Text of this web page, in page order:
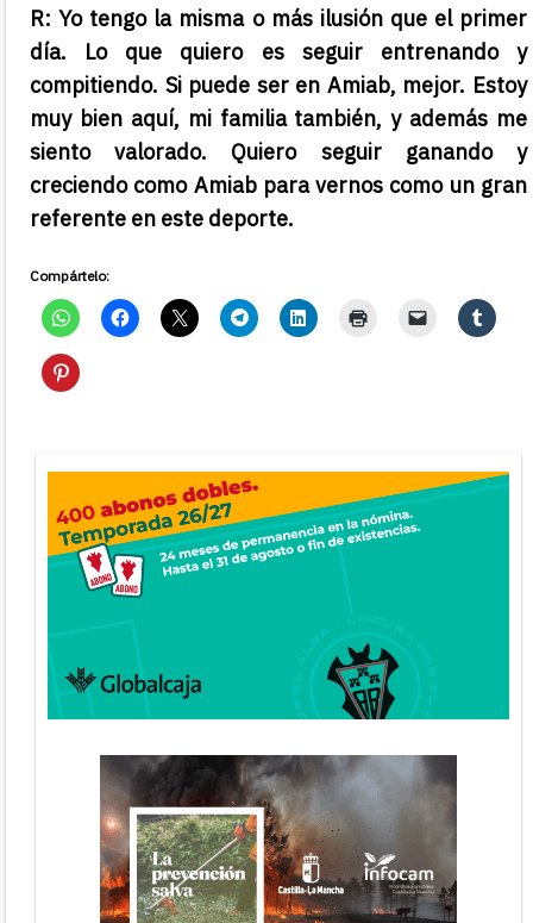
R: Yo tengo la misma o más ilusión que el primer
día. Lo que quiero es seguir entrenando y
compitiendo. Si puede ser en Amiab, mejor. Estoy
muy bien aquí, mi familia también, y además me
siento valorado. Quiero seguir ganando y
creciendo como Amiab para vernos como un gran
referente en este deporte.
Compártelo: